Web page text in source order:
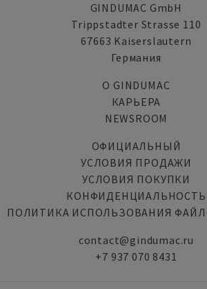
GINDUMAC GmbH
Trippstadter Strasse 110
67663 Kaiserslautern
Германия
О GINDUMAC
КАРЬЕРА
NEWSROOM
ОФИЦИАЛЬНЫЙ
УСЛОВИЯ ПРОДАЖИ
УСЛОВИЯ ПОКУПКИ
КОНФИДЕНЦИАЛЬНОСТЬ
ПОЛИТИКА ИСПОЛЬЗОВАНИЯ
contact@gindumac.ru
+7 937 070 8431